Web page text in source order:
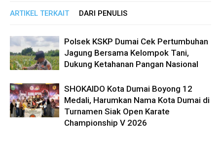
ARTIKEL TERKAIT DARI PENULIS
Polsek KSKP Dumai Cek Pertumbuhan
Jagung Bersama Kelompok Tani,
Dukung Ketahanan Pangan Nasional
SHOKAIDO Kota Dumai Boyong 12
Medali, Harumkan Nama Kota Dumai di
Turnamen Siak Open Karate
Championship V 2026